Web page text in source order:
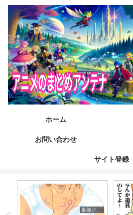
ホーム
お問い合わせ
サイト登録
最強ジャンプ放送局